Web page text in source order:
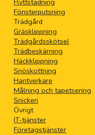
Fönsterputsning
Trädgård
Gräsklippning
Trädgårdsskötsel
Trädbeskärning
Häckklippning
Snöskottning
Hantverkare
Målning och tapetsering
Snickeri
Övrigt
IT-tjänster
Företagstjänster